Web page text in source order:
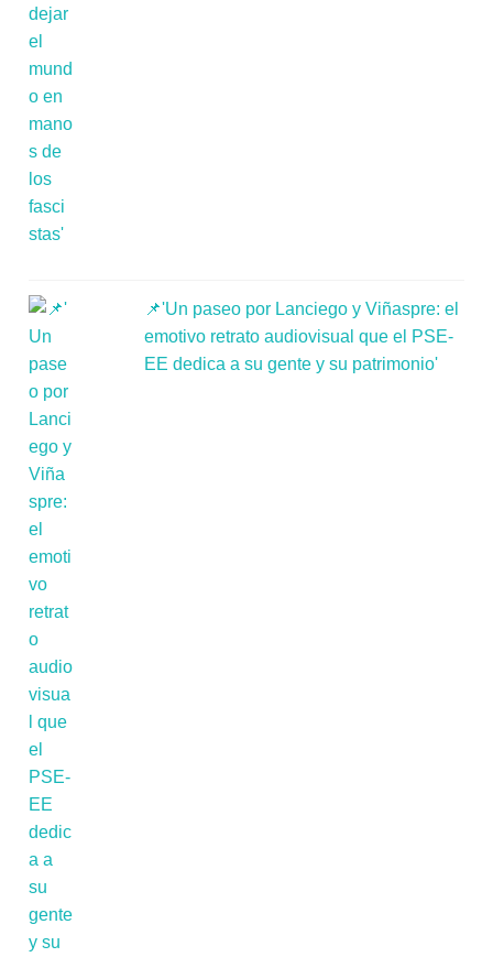
📌'Un paseo por Lanciego y Viñaspre: el
emotivo retrato audiovisual que el PSE-
EE dedica a su gente y su patrimonio'